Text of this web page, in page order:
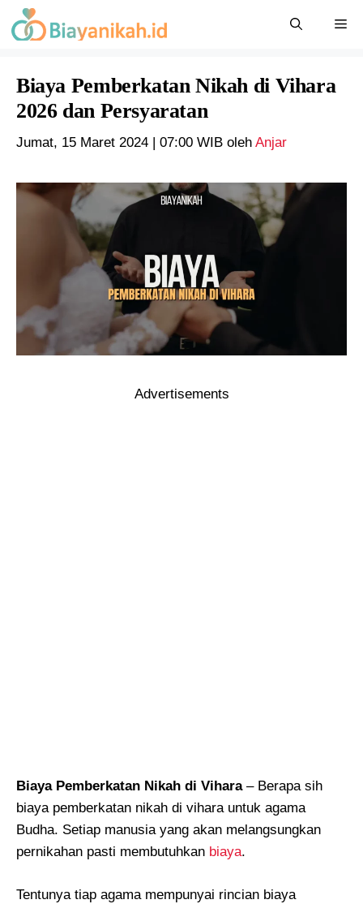
Langsung
ke
Biaya Pemberkatan Nikah di Vihara
2026 dan Persyaratan
Jumat, 15 Maret 2024 | 07:00 WIB oleh Anjar
Advertisements
Biaya Pemberkatan Nikah di Vihara– Berapa sih
biaya pemberkatan nikah di vihara untuk agama
Budha. Setiap manusia yang akan melangsungkan
pernikahan pasti membutuhkan biaya.
Tentunya tiap agama mempunyai rincian biaya